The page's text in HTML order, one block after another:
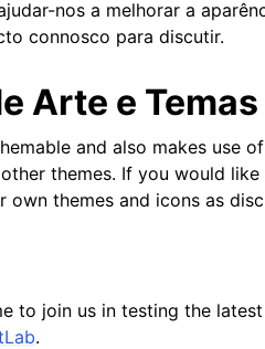
Passos
& Ficheiros
e Gravação
nos a melhorar a
connosco para discutir.
Arte e Temas
and also makes use
themes. If you would
own themes and icons as
to join us in testing the
.